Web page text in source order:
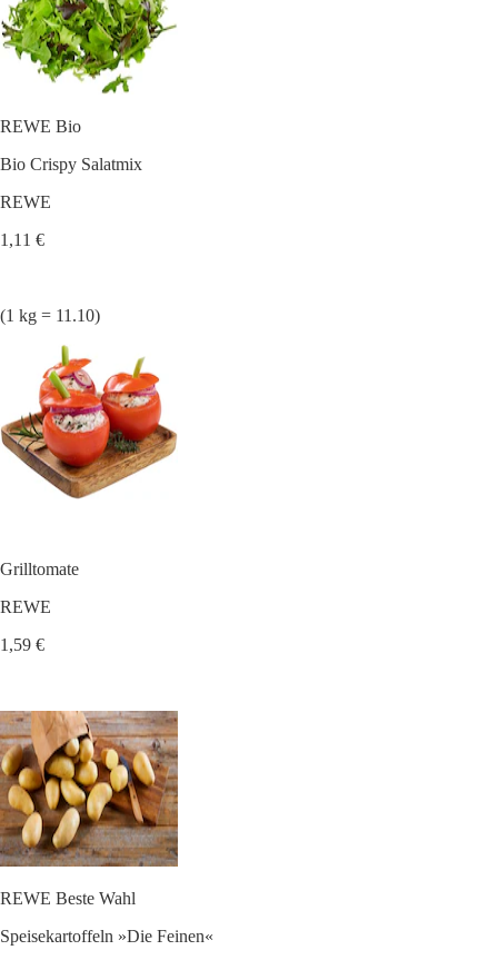
REWE Bio
Bio Crispy Salatmix
REWE
1,11 €
(1 kg = 11.10)
Grilltomate
REWE
1,59 €
REWE Beste Wahl
Speisekartoffeln »Die Feinen«